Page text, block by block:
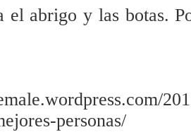
el abrigo y las botas.
personas/